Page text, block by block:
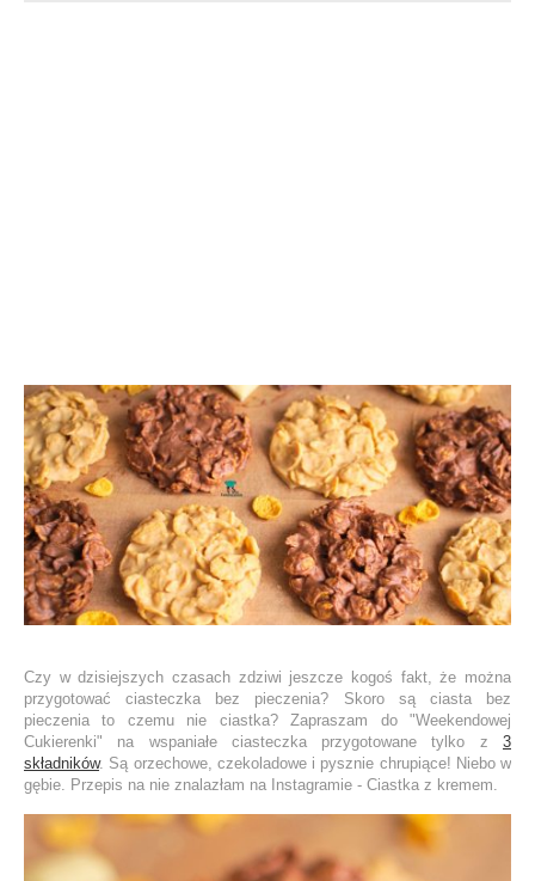
Czy w dzisiejszych czasach zdziwi jeszcze kogoś fakt, że można
przygotować ciasteczka bez pieczenia? Skoro są ciasta bez
pieczenia to czemu nie ciastka? Zapraszam do "Weekendowej
Cukierenki" na wspaniałe ciasteczka przygotowane tylko z 3
składników. Są orzechowe, czekoladowe i pysznie chrupiące! Niebo w
gębie. Przepis na nie znalazłam na Instagramie - Ciastka z kremem.